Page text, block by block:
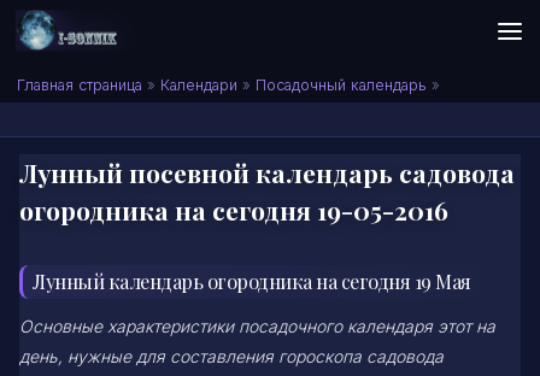
Skip to content
Сонник I-SONNIK.COM
Главная страница » Календари » Посадочный календарь »
Лунный посевной календарь садовода
огородника на сегодня 19-05-2016
Лунный календарь огородника на сегодня 19 Мая
Основные характеристики посадочного календаря этот на
день, нужные для составления гороскопа садовода